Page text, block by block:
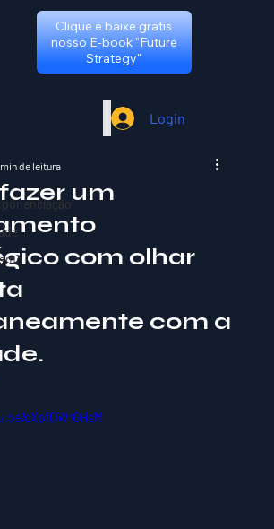
Clique e baixe gratis
nosso E-book "Future
Strategy"
Login
um
com olhar
com a
de leitura
NaN de 5 estrelas.
cXpfOWrGHsM